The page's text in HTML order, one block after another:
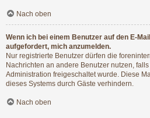
Nach oben
Wenn ich bei einem Benutzer auf den E-
aufgefordert, mich anzumelden.
Nur registrierte Benutzer dürfen die
Nachrichten an andere Benutzer nutzen,
Administration freigeschaltet wurde. Diese
dieses Systems durch Gäste verhindern.
Nach oben